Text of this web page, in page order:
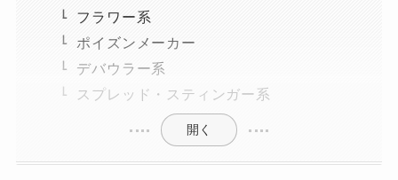
フラワー系
ポイズンメーカー
デバウラー系
スプレッド・スティンガー系
開く